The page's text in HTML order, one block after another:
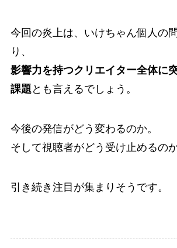
今回の炎上は、いけちゃん個人の
り、
影響力を持つクリエイター全体に
課題 とも言えるでしょう。
今後の発信がどう変わるのか。
そして視聴者がどう受け止めるのか
引き続き注目が集まりそうです。